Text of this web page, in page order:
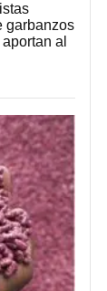
garbanzos
al